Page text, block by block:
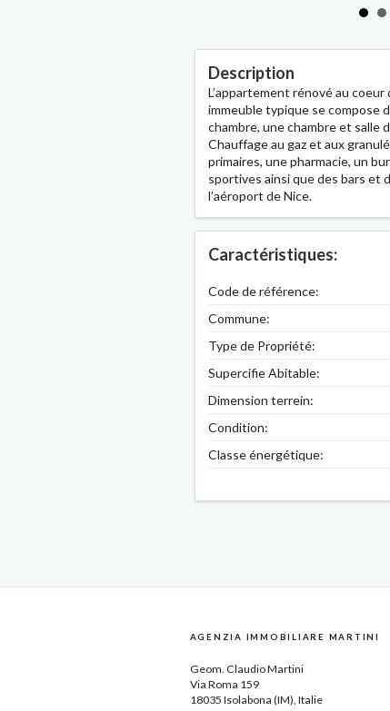
Description
L’appartement rénové au coeur
immeuble typique se compose
chambre, une chambre et salle
Chauffage au gaz et aux
primaires, une pharmacie, un
sportives ainsi que des bars et
l’aéroport de Nice.
Caractéristiques:
Code de référence:
Commune:
Type de Propriété:
Supercifie Abitable:
Dimension terrein:
Condition:
Classe énergétique:
AGENZIA IMMOBILIARE MARTINI
Geom. Claudio Martini
Via Roma 159
18035 Isolabona (IM), Italie